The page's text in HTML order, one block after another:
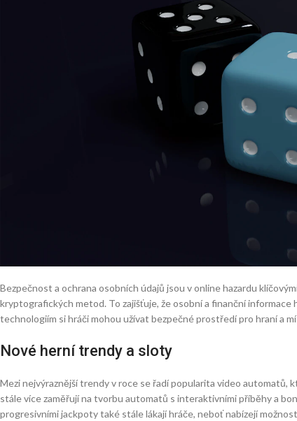
Bezpečnost a ochrana osobních údajů jsou v online hazardu
kryptografických metod. To zajišťuje, že osobní a finanční
technologiím si hráči mohou užívat bezpečné prostředí pro hraní a
Nové herní trendy a sloty
Mezi nejvýraznější trendy v roce se řadí popularita video automatů,
stále více zaměřují na tvorbu automatů s interaktivními příběhy a
progresivními jackpoty také stále lákají hráče, neboť nabízejí